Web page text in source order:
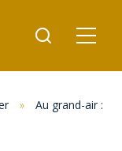
» Au grand-air :